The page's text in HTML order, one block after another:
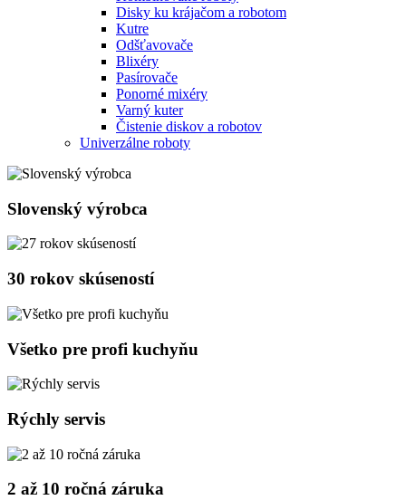
Disky ku krájačom a robotom
Kutre
Odšťavovače
Blixéry
Pasírovače
Ponorné mixéry
Varný kuter
Čistenie diskov a robotov
Univerzálne roboty
Slovenský výrobca
30 rokov skúseností
Všetko pre profi kuchyňu
Rýchly servis
2 až 10 ročná záruka